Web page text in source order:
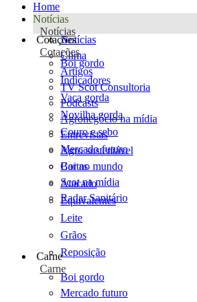
Home
Notícias
Notícias
Notícias
Clima
Artigos
TV Scot Consultoria
Podcasts
Agronegócio na mídia
Entrevistas
Agro sustentável
Cartas
Scot na mídia
Radar Sanitário
Cotações
Cotações
Boi gordo
Indicadores
Vaca gorda
Novilha gorda
Couro e sebo
Mercado futuro
Boi no mundo
Atacado
Equivalentes
Leite
Grãos
Reposição
Carne
Carne
Boi gordo
Mercado futuro